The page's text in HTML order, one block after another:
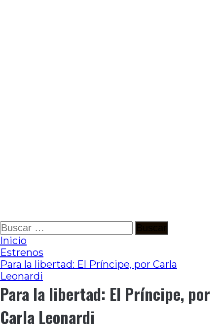
Ir
al
contenido
Buscar:
Inicio
Estrenos
Para la libertad: El Príncipe, por Carla
Leonardi
Para la libertad: El Príncipe, por
Carla Leonardi